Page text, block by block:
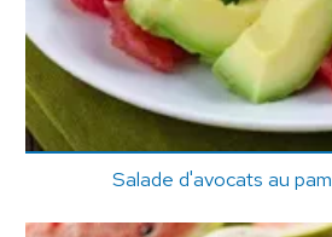
Salade d'avocats au